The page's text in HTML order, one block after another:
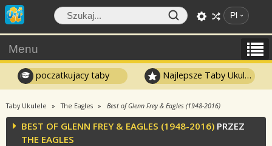
Pl
Menu
poczatkujacy taby Najlepsze Taby Ukulele
Taby Ukulele The Eagles Best of Glenn Frey & Eagles (1948-2016)
BEST OF GLENN FREY & EAGLES (1948-2016) PRZEZ
THE EAGLES